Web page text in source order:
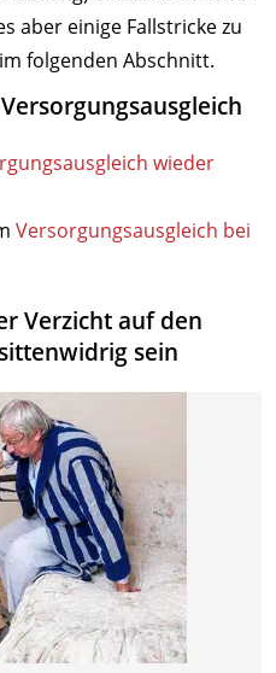
aber einige Fallstricke zu
folgenden Abschnitt.
wieder
Versorgungsausgleich bei
Verzicht auf den
sein